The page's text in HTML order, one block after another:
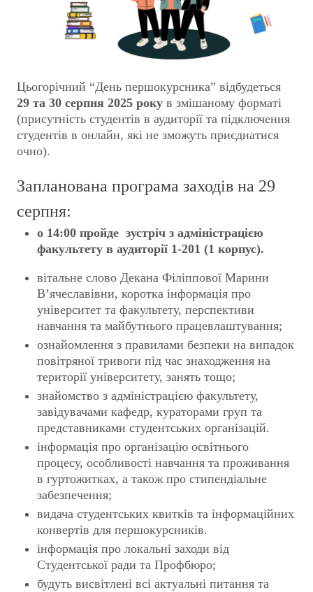
Цьогорічний “День першокурсника” відбудеться
29 та 30 серпня 2025 року в змішаному форматі
(присутність студентів в аудиторії та підключення
студентів в онлайн, які не зможуть приєднатися
очно).
Запланована програма заходів на 29
серпня:
о 14:00 пройде зустріч з адміністрацією
факультету в аудиторії 1-201 (1 корпус).
вітальне слово Декана Філіппової Марини
В’ячеславівни, коротка інформація про
університет та факультету, перспективи
навчання та майбутнього працевлаштування;
ознайомлення з правилами безпеки на випадок
повітряної тривоги під час знаходження на
території університету, занять тощо;
знайомство з адміністрацією факультету,
завідувачами кафедр, кураторами груп та
представниками студентських організацій.
інформація про організацію освітнього
процесу, особливості навчання та проживання
в гуртожитках, а також про стипендіальне
забезпечення;
видача студентських квитків та інформаційних
конвертів для першокурсників.
інформація про локальні заходи від
Студентської ради та Профбюро;
будуть висвітлені всі актуальні питання та